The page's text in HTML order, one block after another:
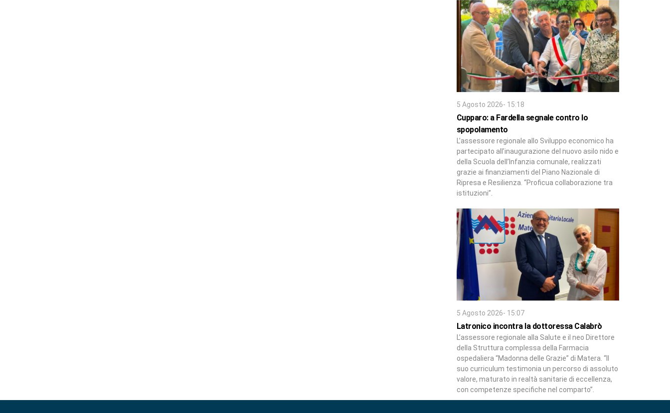
5 Agosto 2026- 15:18
Cupparo: a Fardella segnale contro lo
spopolamento
L’assessore regionale allo Sviluppo economico ha
partecipato all’inaugurazione del nuovo asilo nido e
della Scuola dell’Infanzia comunale, realizzati
grazie ai finanziamenti del Piano Nazionale di
Ripresa e Resilienza. “Proficua collaborazione tra
istituzioni”.
5 Agosto 2026- 15:07
Latronico incontra la dottoressa Calabrò
L’assessore regionale alla Salute e il neo Direttore
della Struttura complessa della Farmacia
ospedaliera “Madonna delle Grazie” di Matera. “Il
suo curriculum testimonia un percorso di assoluto
valore, maturato in realtà sanitarie di eccellenza,
con competenze specifiche nel comparto”.